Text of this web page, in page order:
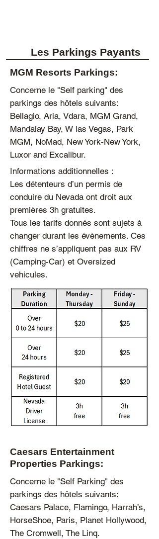
Les Parkings Payants
MGM Resorts Parkings:
Concerne le "Self parking" des
parkings des hôtels suivants:
Bellagio, Aria, Vdara, MGM Grand,
Mandalay Bay, W las Vegas, Park
MGM, NoMad, New York-New York,
Luxor and Excalibur.
Informations additionnelles :
Les détenteurs d’un permis de
conduire du Nevada ont droit aux
premières 3h gratuites.
Tous les tarifs donnés sont sujets à
changer durant les évènements. Ces
chiffres ne s’appliquent pas aux RV
(Camping-Car) et Oversized
vehicules.
Caesars Entertainment
Properties Parkings:
Concerne le "Self Parking" des
parkings des hôtels suivants:
Caesars Palace, Flamingo, Harrah’s,
HorseShoe, Paris, Planet Hollywood,
The Cromwell, The Linq.